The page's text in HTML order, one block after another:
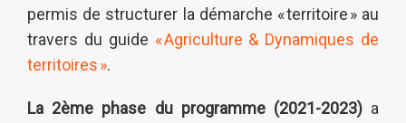
permis de structurer la démarche « territoire » au
travers du guide « Agriculture & Dynamiques de
territoires ».
La 2ème phase du programme (2021-2023)a